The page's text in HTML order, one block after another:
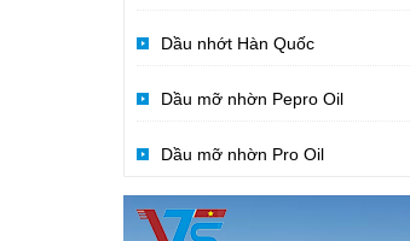
Dầu nhớt Hàn Quốc
Dầu mỡ nhờn Pepro Oil
Dầu mỡ nhờn Pro Oil